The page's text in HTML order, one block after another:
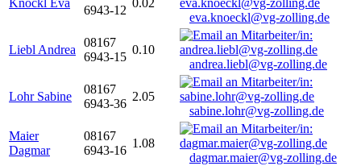
Knöckl Eva
6943-12
0.02
eva.knoeckl@vg-zolling.de
Liebl Andrea
08167
6943-15
0.10
andrea.liebl@vg-zolling.de
Lohr Sabine
08167
6943-36
2.05
sabine.lohr@vg-zolling.de
Maier
Dagmar
08167
6943-16
1.08
dagmar.maier@vg-zolling.de